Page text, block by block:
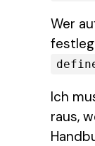
Wer
Ich
raus,